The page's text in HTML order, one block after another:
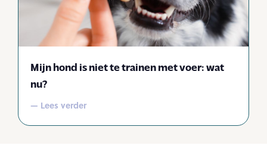
Mijn hond is niet te trainen met voer: wat
nu?
— Lees verder